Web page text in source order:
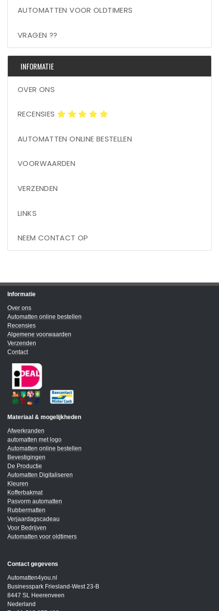
AUTOMATTEN VOOR OLDTIMERS
VRAGEN ??
INFORMATIE
OVER ONS
RECENSIES
AUTOMATTEN ONLINE BESTELLEN
VOORWAARDEN
VERZENDEN
LINKS
NEEM CONTACT OP
Informatie
Over ons
Automatten online bestellen
Recensies
Algemene voorwaarden
Verzenden
Contact
Materiaal & mogelijkheden
Afwerkranden
automatten met logo
Automatten online bestellen
Bevestigingen
De Productie
Automatten Digitaliseren
Kleuren
Kofferbakmat
Pasvorm automatten
Rubbermatten
Verjaardagscadeau
Voor Bedrijven
Automatten voor oldtimers
Contact gegevens
Automatten4you.nl
Businesspark Friesland-West 23-B
8447 SL Heerenveen
Nederland